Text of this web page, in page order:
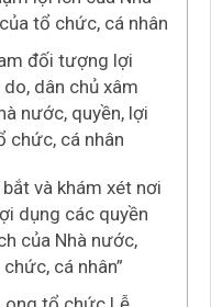
tổ chức, cá nhân
đối tượng lợi
dân chủ xâm
nước, quyền, lợi
chức, cá nhân
và khám xét nơi
dụng các quyền
của Nhà nước,
cá nhân”